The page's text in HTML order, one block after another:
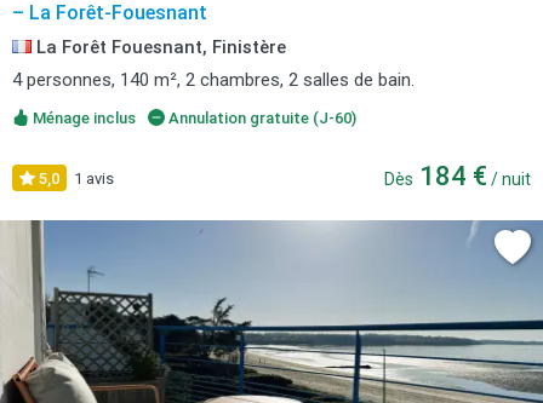
– La Forêt-Fouesnant
La Forêt Fouesnant, Finistère
4 personnes, 140 m², 2 chambres, 2 salles de bain.
Ménage inclus Annulation gratuite (J-60)
5,0 1 avis Dès 184 € / nuit